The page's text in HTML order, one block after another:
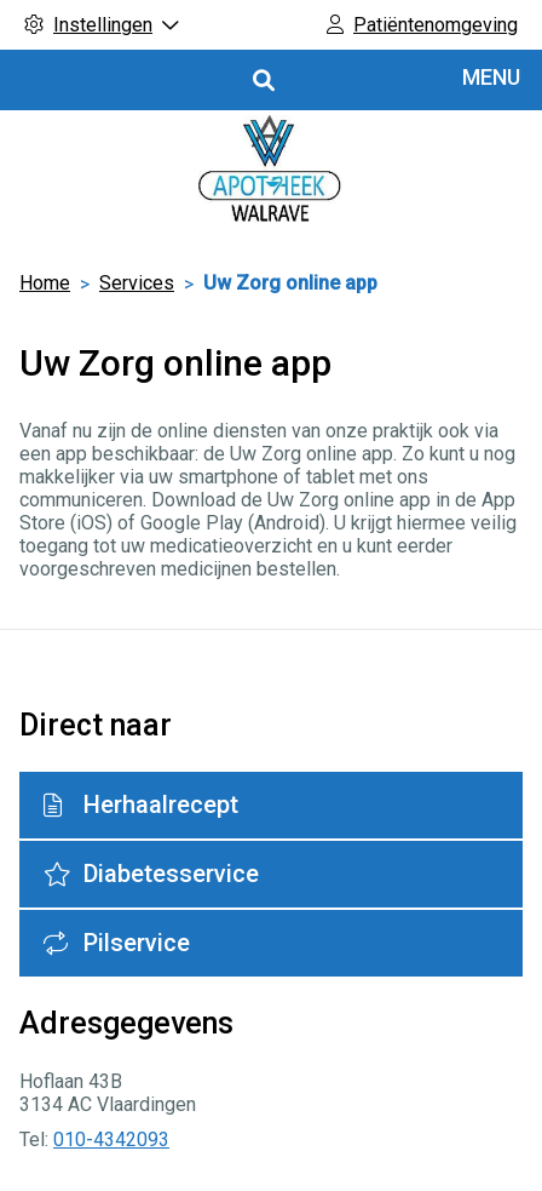
Instellingen Patiëntenomgeving
MENU
Home Services Uw Zorg online app
Uw Zorg online app
Vanaf nu zijn de online diensten van onze praktijk ook via
een app beschikbaar: de Uw Zorg online app. Zo kunt u nog
makkelijker via uw smartphone of tablet met ons
communiceren. Download de Uw Zorg online app in de App
Store (iOS) of Google Play (Android). U krijgt hiermee veilig
toegang tot uw medicatieoverzicht en u kunt eerder
voorgeschreven medicijnen bestellen.
Direct naar
Herhaalrecept
Diabetesservice
Pilservice
Adresgegevens
Hoflaan 43B
3134 AC Vlaardingen
Tel: 010-4342093